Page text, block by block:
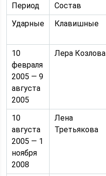
Период
Состав
Ударные
Клавишные
10
февраля
2005 — 9
августа
2005
Лера Козлова
10
августа
2005 — 1
ноября
2008
Лена
Третьякова